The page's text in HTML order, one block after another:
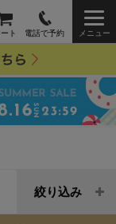
ト 電話で予約 メニュー
絞り込み